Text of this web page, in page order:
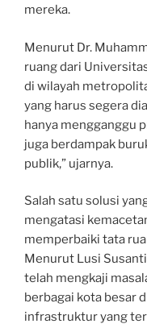
mereka.
Menurut Dr.
ruang dari
di wilayah
yang harus segera
hanya mengganggu
juga berdampak
publik,” ujarnya.
Salah satu solusi
mengatasi
memperbaiki tata
Menurut Lusi
telah mengkaji
berbagai kota besar
infrastruktur yang